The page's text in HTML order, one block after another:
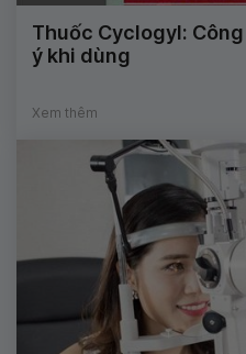
Thuốc Cyclogyl:
ý khi dùng
Xem thêm